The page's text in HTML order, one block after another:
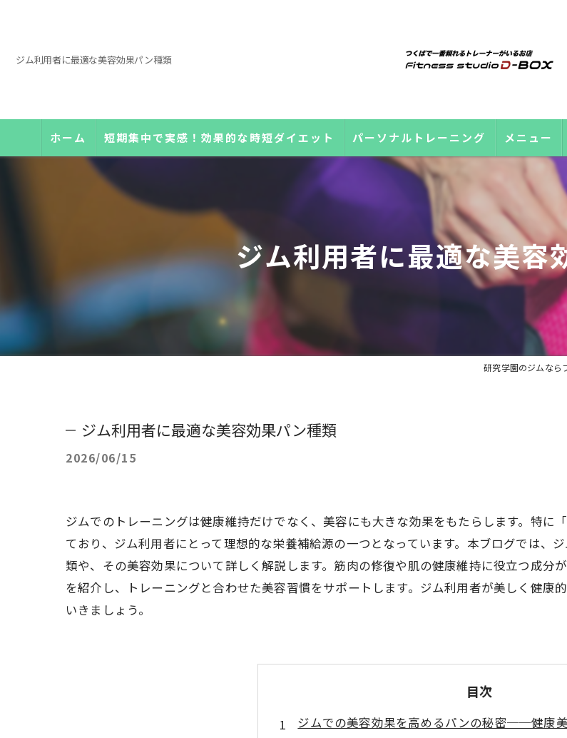
ジム利用者に最適な美容効果パン種類
ホーム 短期集中で実感！効果的な時短ダイエット パーソナルトレーニング メニュー
ジム利用者に最適な美容
研究学園のジムなら
ジム利用者に最適な美容効果パン種類
2026/06/15
ジムでのトレーニングは健康維持だけでなく、美容にも大きな効果をもたらします。特に
ており、ジム利用者にとって理想的な栄養補給源の一つとなっています。本ブログでは、
類や、その美容効果について詳しく解説します。筋肉の修復や肌の健康維持に役立つ成分
を紹介し、トレーニングと合わせた美容習慣をサポートします。ジム利用者が美しく健康
いきましょう。
目次
ジムでの美容効果を高めるパンの秘密──健康